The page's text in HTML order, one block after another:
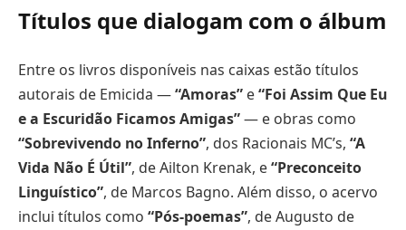
Títulos que dialogam com o álbum
Entre os livros disponíveis nas caixas estão títulos
autorais de Emicida —“Amoras” e“Foi Assim Que Eu
e a Escuridão Ficamos Amigas”— e obras como
“Sobrevivendo no Inferno”, dos Racionais MC’s, “A
Vida Não É Útil”, de Ailton Krenak, e“Preconceito
Linguístico”, de Marcos Bagno. Além disso, o acervo
inclui títulos como “Pós-poemas”, de Augusto de